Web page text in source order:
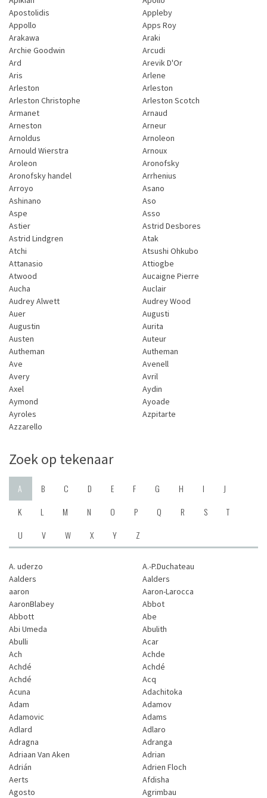
Apostolidis
Appleby
Appollo
Apps Roy
Arakawa
Araki
Archie Goodwin
Arcudi
Ard
Arevik D'Or
Aris
Arlene
Arleston
Arleston
Arleston Christophe
Arleston Scotch
Armanet
Arnaud
Arneston
Arneur
Arnoldus
Arnoleon
Arnould Wierstra
Arnoux
Aroleon
Aronofsky
Aronofsky handel
Arrhenius
Arroyo
Asano
Ashinano
Aso
Aspe
Asso
Astier
Astrid Desbores
Astrid Lindgren
Atak
Atchi
Atsushi Ohkubo
Attanasio
Attiogbe
Atwood
Aucaigne Pierre
Aucha
Auclair
Audrey Alwett
Audrey Wood
Auer
Augusti
Augustin
Aurita
Austen
Auteur
Autheman
Autheman
Ave
Avenell
Avery
Avril
Axel
Aydin
Aymond
Ayoade
Ayroles
Azpitarte
Azzarello
Zoek op tekenaar
A B C D E F G H I
J
K
L M N O P Q R S
T
U
V W X Y Z
A. uderzo
A.-P.Duchateau
Aalders
Aalders
aaron
Aaron-Larocca
AaronBlabey
Abbot
Abbott
Abe
Abi Umeda
Abulith
Abulli
Acar
Ach
Achde
Achdé
Achdé
Achdé
Acq
Acuna
Adachitoka
Adam
Adamov
Adamovic
Adams
Adlard
Adlaro
Adragna
Adranga
Adriaan Van Aken
Adrian
Adrián
Adrien Floch
Aerts
Afdisha
Agosto
Agrimbau